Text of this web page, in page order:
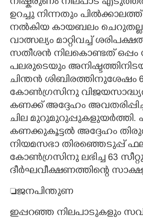
നിഷ്കരുണം നിലപാട്
ഉറച്ചു നിന്നതും പിൽക്കാലത്ത്
നൽകിയ കായബലം ചെറുതല്ല.
വാത്സല്യം മാറ്റിവച്ച്
സതീശൻ നിലകൊണ്ടത് ഒപ്പം
പലരുടെയും
ചിന്തൻ ശിബിരത്തിനുശേഷം
കോൺഗ്രസിനു
കണക്ക് അദ്ദേഹം
ചില മുറുമുറുപ്പുകളുയർത്തി.
കണക്കുകൂട്ടൽ അദ്ദേഹം
നിയമസഭാ തിരഞ്ഞെടുപ്പ്
കോൺഗ്രസിനു ലഭിച്ച 63
ദീർഘവീക്ഷണത്തിന്റെ
ജനപിന്തുണ
ഇപ്പറഞ്ഞ നിലപാടുകളും